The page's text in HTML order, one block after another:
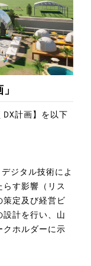
計画】を以下
ジタル技術によ
す影響（リス
策定及び経営ビ
計を行い、山
クホルダーに示